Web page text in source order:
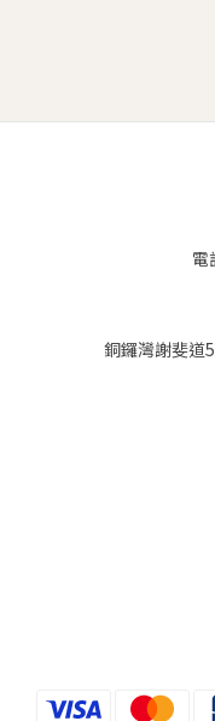
電
銅鑼灣謝斐道